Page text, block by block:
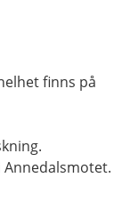
finns på